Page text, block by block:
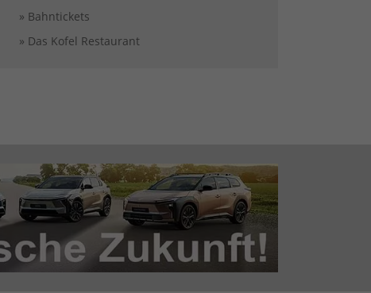
» Bahntickets
» Das Kofel Restaurant